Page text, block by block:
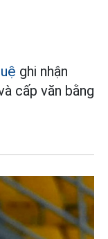
ghi nhận
cấp văn bằng